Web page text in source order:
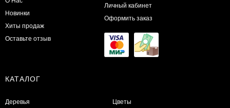
Новинки
Хиты продаж
Оставьте отзыв
Личный кабинет
Оформить заказ
КАТАЛОГ
Деревья
Цветы